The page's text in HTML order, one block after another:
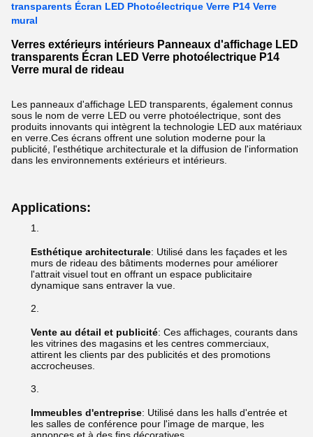
transparents Écran LED Photoélectrique Verre P14 Verre
mural
Verres extérieurs intérieurs Panneaux d'affichage LED
transparents Écran LED Verre photoélectrique P14
Verre mural de rideau
Les panneaux d'affichage LED transparents, également connus
sous le nom de verre LED ou verre photoélectrique, sont des
produits innovants qui intègrent la technologie LED aux matériaux
en verre.Ces écrans offrent une solution moderne pour la
publicité, l'esthétique architecturale et la diffusion de l'information
dans les environnements extérieurs et intérieurs.
Applications:
Esthétique architecturale: Utilisé dans les façades et les
murs de rideau des bâtiments modernes pour améliorer
l'attrait visuel tout en offrant un espace publicitaire
dynamique sans entraver la vue.
Vente au détail et publicité: Ces affichages, courants dans
les vitrines des magasins et les centres commerciaux,
attirent les clients par des publicités et des promotions
accrocheuses.
Immeubles d'entreprise: Utilisé dans les halls d'entrée et
les salles de conférence pour l'image de marque, les
annonces et à des fins décoratives.